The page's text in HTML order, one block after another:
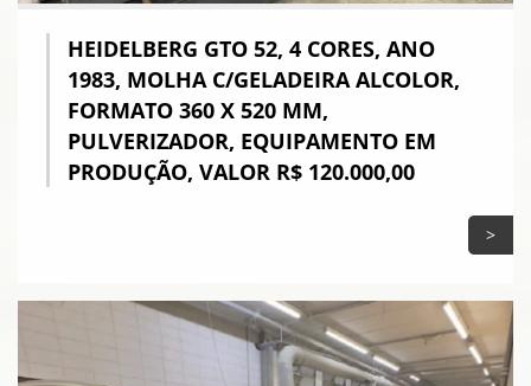
HEIDELBERG GTO 52, 4 CORES, ANO
1983, MOLHA C/GELADEIRA ALCOLOR,
FORMATO 360 X 520 MM,
PULVERIZADOR, EQUIPAMENTO EM
PRODUÇÃO, VALOR R$ 120.000,00
>